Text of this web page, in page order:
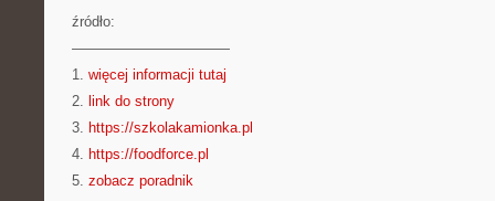
źródło:
———————————
1. więcej informacji tutaj
2. link do strony
3. https://szkolakamionka.pl
4. https://foodforce.pl
5. zobacz poradnik